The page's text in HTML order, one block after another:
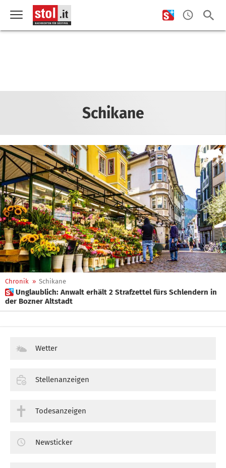
Schikane
Chronik » Schikane
 Unglaublich: Anwalt erhält 2 Strafzettel fürs Schlendern in
der Bozner Altstadt
Wetter
Stellenanzeigen
Todesanzeigen
Newsticker